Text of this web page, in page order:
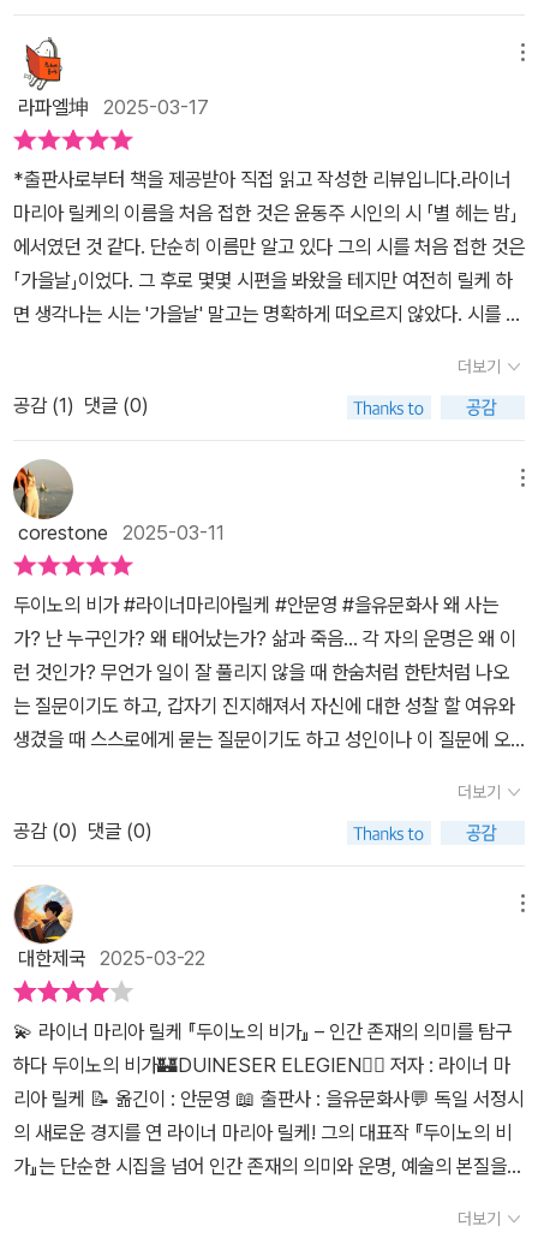
을 봐야 한다.' (라이너 마리아 릴케, 안문영 옮김, <말테의 수기>, 열
린책들: 24)'시는 기다려야 한다. 한평생을,' 그래 그리고 릴케는 '보
잘 것 없지 않은 시 한 줄'을 쓰기 한평생을 기다렸다. 그렇게 해서 나
온 것이 바로 <두이노의 비가> 그리고 <오르페우스에게 바치는 소네
트>라고 볼 수 있겠다. 특히 <두이노의 비가>는 릴케가 1912년부터
1922년까지, 10년 간 써내려간 10편의 시 연작이다: 제1비가부터 제
10비가까지. 그는 이 열 곡의 '비가'에 '두이노의 비가'라는 이름을 붙
였는데, '두이노 성'은 다름아닌 릴케가 이 작품을 쓰기 시작한 장소
로, 전쟁 끝에 완전히 파괴된 성이기도 하다. 물론 릴케가 이 성에서만
열 편의 시를 모두 쓴 것은 아니다. <두이노의 비가>는 '두이노 성에
서 시작되어 스페인 론다, 프랑스 파리, 독일 뮌헨을 거쳐 스위스의 뮈
조트에서 완성'된다. (본서 224쪽; 역자 해설 中)2023년 네덜란드
지난 1월, 세계문학 읽기 모임에서 해당 도서로 독서 모임을 진행하여
다시 한 번 읽었다. 두 번 모두 열린책들에서 나온 안문영 선생님의 번
역 판본으로 읽었다. 세계 고전 문학을 읽을 때에는 작가뿐만 아니라
옮긴이 역시 매우 중요한데, 안문영 선생님은 독일에서 릴케의 후기
시에 관한 연구로 박사 학위를 받으셨고, 현재에도 충남대 독문학과
명예교수로 계신다. 안문영 선생님의 <말테의 수기> 역시 읽기 좋고
말끔하게 번역하여, 선생님의 릴케 시 번역 역시 읽어보고 싶었는데,
때마침 을유에서 신간으로 <두이노의 비가>와 <오르페우스에게 바
치는 소네트> 등을 엮은 <두이노의 비가>를 출판하였다. 세계 고전
었다.더불어, 안문영 선생님께서 어려운 시어에 대해 자세한 각주를
작성해 두셨기 때문에, 이해가 조금 더 수월하다. <두이노의 비가>의
시어는 릴케가 말한대로 자신의 '한평생을, 그리고 될 수 있는 대로 오
래 살아서 의미와 단맛을 모'은 뒤, '써 모은 몇 줄'이기 때문에, 함의하
는 것이 많은 경우가 잦다. 릴케는 여기에 자신이 살아오며 배운 온갖
철학적, 종교적, 문학적 지식을 사용하여 정제된 문장으로, 함축적으
로 표현하기 때문이다. 이런 함의를, 안문영 선생님께서 잘 풀어 주셨
다.거기에 더하여 감사하게도, 신간 서평단에 신청한 것에 선정되어
서 책을 무료로 받아보고 읽을 수 있게 되었다. 이런저런 일정이 겹쳤
고, 릴케가 10년 동안 쓴 시를 내가 삽시간에 읽고서 서평을 써도 되
는 것일까...?하는 고민을 하다가 결국 함께 수록된 <오르페우스에게
바치는 소네트>는 아직 다 읽지 못한 채로 <두이노의 비가> 부분만
라파엘坤 2025-03-17
*출판사로부터 책을 제공받아 직접 읽고 작성한 리뷰입니다.라이너
마리아 릴케의 이름을 처음 접한 것은 윤동주 시인의 시 「별 헤는 밤」
에서였던 것 같다. 단순히 이름만 알고 있다 그의 시를 처음 접한 것은
「가을날」이었다. 그 후로 몇몇 시편을 봐왔을 테지만 여전히 릴케 하
면 생각나는 시는 '가을날' 말고는 명확하게 떠오르지 않았다. 시를 전
『말테의 수기』, 군대를 전역하고 다시 시 공부를 하며 읽었던 『젊은
시인에게 보내는 편지』로 릴케는 김민섭 작가의 말처럼 '느슨한 연
결'된 상태를 이어왔는지 모른다.시인의 시집을 제대로 읽지는 않았
어도 생애를 통해 익숙하게 봐왔던 『두이노의 비가』는 언제고 읽어봐
야겠다는 생각을 했었는데 이번에야 그 기회가 왔다. 탄생 150주년
을 맞이했다는 것도 이 책을 통해 알게 될 정도로 가벼운 느슨한 연결
이라 할 수 있겠다. 책은 「두이노의 비가」와 「오르페우스에게 바치는
소네트」, 『두이노의 비가』부록의 세 부분으로 크게 구성된다. 오랜만
에 소네트 형식의 외국 시를 읽게 된다. 최근 접하는 산문시와 또 다른
시인의 시. '두이노'라는 장소가 어디인지는 모르지만 이제는 세일 요
트인이라 '아드리아 해안'이라는 장소명을 들으면 떠오르는 바다가 있
으나 그런 풍광 속 폐허의 이미지의 분위기는 얼마나 스산했을까?
「두이노의 비가」는 릴케의 영혼의 사유가 담긴 걸작으로 느껴진다. 인
간 존재의 고뇌와 희열을 시적으로 탐구하는 듯하다. 제1비가는 인간
랑의 복합성과 상처를 성찰한다. 제3비가와 제4비가는 죽음과 자연
속에서 인간의 위치를 탐색하며, 제5비가에서 등장하는 천사는 초월
적 이상과 인간의 한계를 대조한다. 제6비가에서는 고독 속에서 자아
를 발견하고, 제7비가에서는 예술의 힘과 한계를 담담히 고백한다.
제8비가부터 제10비가까지는 삶과 죽음, 순간의 가치, 그리고 새로
운 희망의 메시지로 마무리되며, 인간 존재의 영원한 질문을 던진다.
'두이노'의 스산한 풍경이 이 시의 서정적 배경이 되어, 인간의 내적
고뇌와 초월적 희망을 조화롭게 다가오는 듯했다. 이러한 비가들은
독자에게는 시인의 고독과 사유를 깊이 느끼게 하며, 삶의 본질에 대
소네트」는 릴케의 시적 영감이 절정을 이룬 작품으로 예술과 존재의
더보기
공감 (1) 댓글 (0)
corestone 2025-03-11
두이노의 비가 #라이너마리아릴케 #안문영 #을유문화사 왜 사는
가? 난 누구인가? 왜 태어났는가? 삶과 죽음... 각 자의 운명은 왜 이
런 것인가? 무언가 일이 잘 풀리지 않을 때 한숨처럼 한탄처럼 나오
는 질문이기도 하고, 갑자기 진지해져서 자신에 대한 성찰 할 여유와
생겼을 때 스스로에게 묻는 질문이기도 하고 성인이나 이 질문에 오
다. 책을 읽다가 중간에 멈췄다. 어려워서... 우리나라 작가의 현대시
를 읽다가 스스로의 이해를 구하고자 멈춘 적은 있던 것처럼, 이번에
도 역시 나 혼자는 해결이 되지 않아 누군가의 도움이 필요하다고 느
꼈던 거 같다. 괜히 두이노 성을 인터넷에서 검색하고 릴케의 성장과
정을 찾아보았다. 다른 출판사에서 이전에 번역했던 책을 읽고 이전
에 서평이나 요약을 올린 분들의 글을 읽어볼 수밖에 없었다. 자신이
쓴 비가 와 소네트에 대해 질문한 홀레비츠에게 보낸 편지를 먼저 읽
어보기도 했다. 그 편지가 비가 와 소네트에 대한 자신의 해설 같은 답
장이었기에... 천사 어둠 별 밤 사랑 탄식 .... 책에 나오는 주로 사용된
단어들이 시를 쓰기 시작해서 마무리 지은 릴케가 하고 싶은 이야기
의 어느 방향을 일정하게 가르치는 나침반 같은 것이었겠으나 내가
갖고 보고 있는 나침반은 왜 계속 한 방향을 가리키지 않고 시종일관
돌고 도는지... 몰라 답답할 뿐... 천사를 찾고 동경하는 삶을 살아가지
더보기
공감 (0) 댓글 (0)
대한제국 2025-03-22
💫 라이너 마리아 릴케 『두이노의 비가』 – 인간 존재의 의미를 탐구
하다 두이노의 비가🏰DUINESER ELEGIEN✍🏻 저자 : 라이너 마
리아 릴케 📝 옮긴이 : 안문영 📖 출판사 : 을유문화사💬 독일 서정시
의 새로운 경지를 연 라이너 마리아 릴케! 그의 대표작 『두이노의 비
가』는 단순한 시집을 넘어 인간 존재의 의미와 운명, 예술의 본질을
탄생 150주년을 맞이하여 더욱 정교한 번역과 부록을 포함해 완성도
더보기